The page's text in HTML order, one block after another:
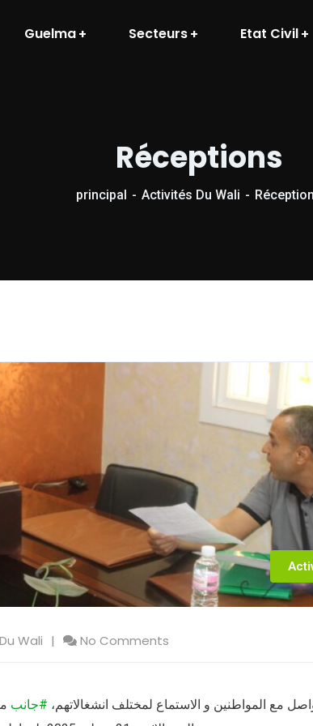
Guelma Secteurs Etat Civil
Réceptions
principal Activités Du Wali
Wali No Comments
مع المواطنين و الاستماع لمختلف انشغالاتهم، #جانب